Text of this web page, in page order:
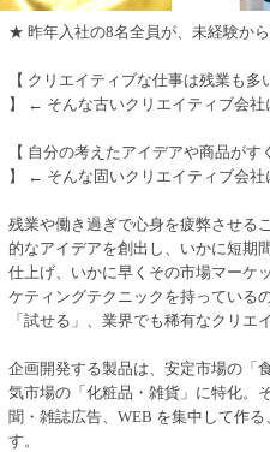
★ 昨年入社の8名全員が、未経験か
【 クリエイティブな仕事は残業も
】 ← そんな古いクリエイティブ会
【 自分の考えたアイデアや商品が
】 ← そんな固いクリエイティブ会
残業や働き過ぎで心身を疲弊させる
的なアイデアを創出し、いかに短期
仕上げ、いかに早くその市場マーケ
ケティングテクニックを持っている
「試せる」、業界でも稀有なクリエ
企画開発する製品は、安定市場の「
気市場の「化粧品・雑貨」に特化。
聞・雑誌広告、WEB を集中して作
す。